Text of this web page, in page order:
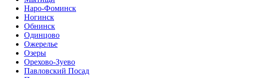
Наро-Фоминск
Ногинск
Обнинск
Одинцово
Ожерелье
Озеры
Орехово-Зуево
Павловский Посад